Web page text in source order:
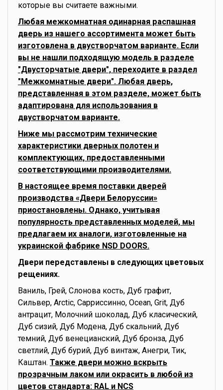
которые вы считаете важными.
Любая межкомнатная одинарная распашная
дверь из нашего ассортимента может быть
изготовлена в двустворчатом варианте. Если
вы не нашли подходящую модель в разделе
"Двусторчатые двери", переходите в раздел
"Межкомнатные двери". Любая дверь,
представленная в этом разделе, может быть
адаптирована для использования в
двустворчатом варианте.
Ниже мы рассмотрим технические
характеристики дверных полотен и
комплектующих, предоставленными
соответствующими производителями.
В настоящее время поставки дверей
производства «Двери Белоруссии»
приостановлены. Однако, учитывая
популярность представленных моделей, мы
предлагаем их аналоги, изготовленные на
украинской фабрике NSD DOORS.
Двери передставлены в следующих цветовых
рещениях.
Ваниль, Грей, Слонова кость, Дуб графит,
Сильвер, Arctic, Сарриссинно, Ocean, Grit, Дуб
антрацит, Молочний шоколад, Дуб класический,
Дуб сизий, Дуб Модена, Дуб скальний, Дуб
темний, Дуб венецианский, Дуб бронза, Дуб
светлий, Дуб бурий, Дуб винтаж, Анегри, Тик,
Каштан. Также двери можно вскрыть
прозрачным лаком или окрасить в любой из
цветов стандарта: RAL и NCS